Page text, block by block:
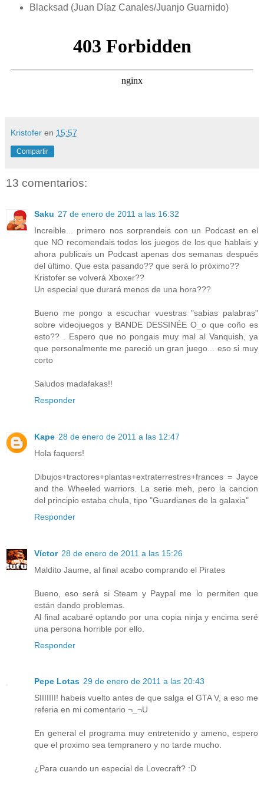
Blacksad (Juan Díaz Canales/Juanjo Guarnido)
Kristofer en 15:57
Compartir
13 comentarios:
Saku 27 de enero de 2011 a las 16:32
Increible... primero nos sorprendeis con un Podcast en el
que NO recomendais todos los juegos de los que hablais y
ahora publicais un Podcast apenas dos semanas después
del último. Que esta pasando?? que será lo próximo??
Kristofer se volverá Xboxer??
Un especial que durará menos de una hora???
Bueno me pongo a escuchar vuestras "sabias palabras"
sobre videojuegos y BANDE DESSINÉE O_o que coño es
esto?? . Espero que no pongais muy mal al Vanquish, ya
que personalmente me pareció un gran juego... eso si muy
corto
Saludos madafakas!!
Responder
Kape 28 de enero de 2011 a las 12:47
Hola faquers!
Dibujos+tractores+plantas+extraterrestres+frances = Jayce
and the Wheeled warriors. La serie meh, pero la cancion
del principio estaba chula, tipo "Guardianes de la galaxia"
Responder
Víctor 28 de enero de 2011 a las 15:26
Maldito Jaume, al final acabo comprando el Pirates
Bueno, eso será si Steam y Paypal me lo permiten que
están dando problemas.
Al final acabaré optando por una copia ninja y encima seré
una persona horrible por ello.
Responder
Pepe Lotas 29 de enero de 2011 a las 20:43
SIIIIIII! habeis vuelto antes de que salga el GTA V, a eso me
referia en mi comentario ¬_¬U
En general el programa muy entretenido y ameno, espero
que el proximo sea tempranero y no tarde mucho.
¿Para cuando un especial de Lovecraft? :D